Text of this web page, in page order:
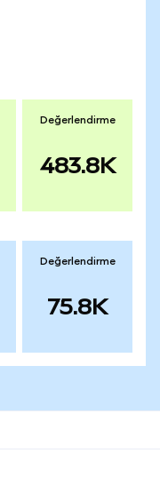
Değerlendirme
483.8K
Değerlendirme
75.8K